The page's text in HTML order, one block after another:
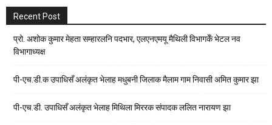
Recent Post
प्रो. अशोक कुमार मेहता सम्हारलनि पदभार, एलएनएमयू मैथिली विभागकेँ भेटल नव
विभागाध्यक्ष
पी-एच.डी.क उपाधिसँ अलंकृत भेलाह मधुबनी जिलाक मैलाम गाम निवासी अमित कुमार झा
पी-एच.डी. उपाधिसँ अलंकृत भेलाह मिथिला मिररक संपादक ललित नारायण झा